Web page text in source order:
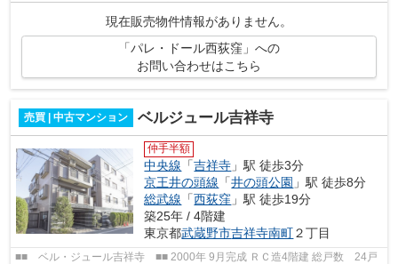
現在販売物件情報がありません。
「パレ・ドール西荻窪」への
お問い合わせはこちら
売買 | 中古マンション ベルジュール吉祥寺
仲手半額
中央線 「吉祥寺 」駅 徒歩3分
京王井の頭線 「井の頭公園 」駅 徒歩8分
総武線 「西荻窪 」駅 徒歩19分
築25年 / 4階建
東京都武蔵野市吉祥寺南町２丁目
■■ ベル・ジュール吉祥寺 ■■ 2000年 9月完成 ＲＣ造4階建 総戸数 24戸